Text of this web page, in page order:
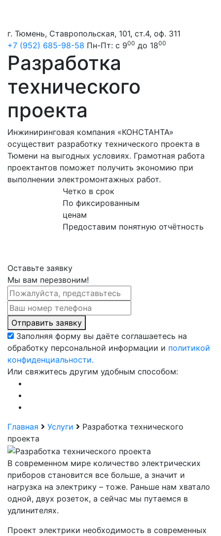
г. Тюмень, Ставропольская, 101, ст.4, оф. 311
+7 (952) 685-98-58 Пн-Пт: с 900 до 1800
Разработка
технического
проекта
Инжиниринговая компания «КОНСТАНТА»
осуществит разработку технического проекта в
Тюмени на выгодных условиях. Грамотная работа
проектантов поможет получить экономию при
выполнении электромонтажных работ.
Четко в срок
По фиксированным
ценам
Предоставим понятную отчётность
Оставьте заявку
Мы вам перезвоним!
Отправить заявку
Заполняя форму вы даёте соглашаетесь на
обработку персональной информации и политикой
конфиденциальности.
Или свяжитесь другим удобным способом:
Главная Услуги
Разработка технического
проекта
В современном мире количество электрических
приборов становится все больше, а значит и
нагрузка на электрику – тоже. Раньше нам хватало
одной, двух розеток, а сейчас мы путаемся в
удлинителях.
Проект электрики необходимость в современных